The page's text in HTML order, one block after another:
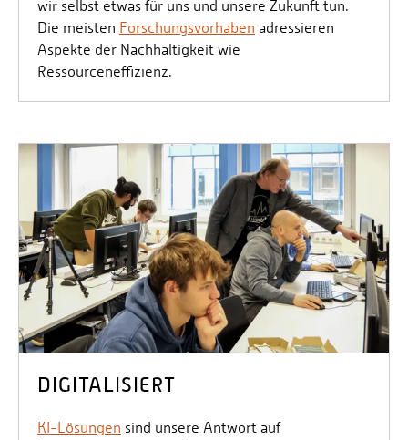
wir selbst etwas für uns und unsere Zukunft tun.
Die meisten Forschungsvorhaben adressieren
Aspekte der Nachhaltigkeit wie
Ressourceneffizienz.
DIGITALISIERT
KI-Lösungen sind unsere Antwort auf